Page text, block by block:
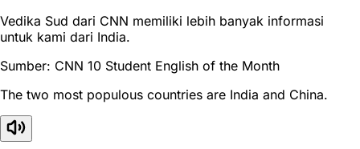
Vedika Sud dari CNN memiliki lebih banyak informasi
untuk kami dari India.
Sumber: CNN 10 Student English of the Month
The two most populous countries are India and China.